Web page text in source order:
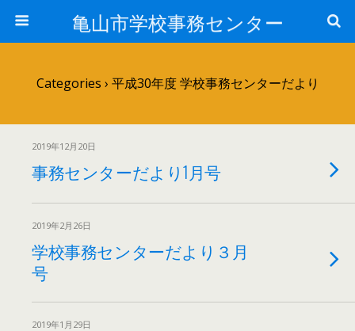
亀山市学校事務センター
Categories › 平成30年度 学校事務センターだより
2019年12月20日
事務センターだより1月号
2019年2月26日
学校事務センターだより３月
号
2019年1月29日